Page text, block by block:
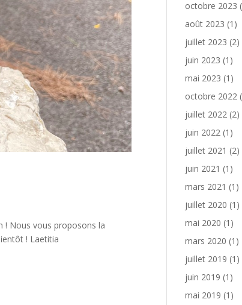
! Nous vous proposons la
! Laetitia
octobre 2023
août 2023 (1)
juillet 2023 (2)
juin 2023 (1)
mai 2023 (1)
octobre 2022
juillet 2022 (2)
juin 2022 (1)
juillet 2021 (2)
juin 2021 (1)
mars 2021 (1)
juillet 2020 (1)
mai 2020 (1)
mars 2020 (1)
juillet 2019 (1)
juin 2019 (1)
mai 2019 (1)